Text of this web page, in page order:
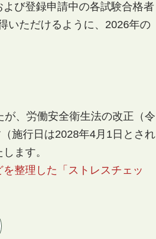
び登録申請中の各試験合格者
いただけるように、2026年の
、労働安全衛生法の改正（令
施行日は2028年4月1日とされ
ます。
整理した「ストレスチェッ